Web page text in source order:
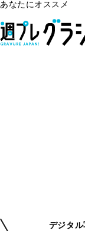
あなたにオススメ
デジタ